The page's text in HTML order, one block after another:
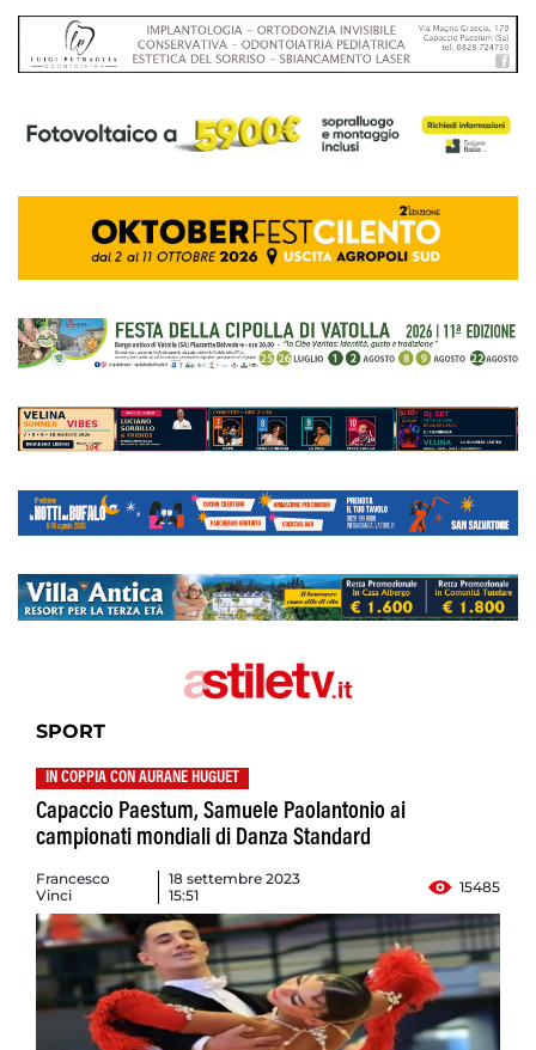
SPORT
IN COPPIA CON AURANE HUGUET
Capaccio Paestum, Samuele Paolantonio ai
campionati mondiali di Danza Standard
Francesco
Vinci
18 settembre 2023
15:51
15485